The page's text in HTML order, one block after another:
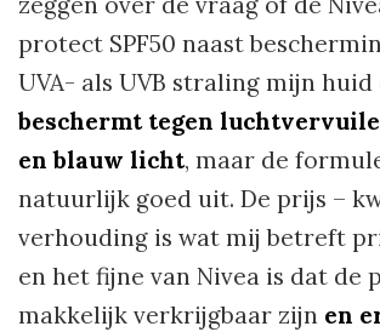
protect SPF50 naast
UVA- als UVB straling mijn huid
beschermt tegen
en blauw licht, maar de
natuurlijk goed uit. De prijs –
verhouding is wat mij betreft
en het fijne van Nivea is dat de
makkelijk verkrijgbaar zijn en